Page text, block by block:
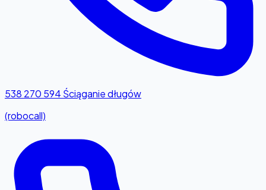
538 270 594 Ściąganie długów
(robocall)